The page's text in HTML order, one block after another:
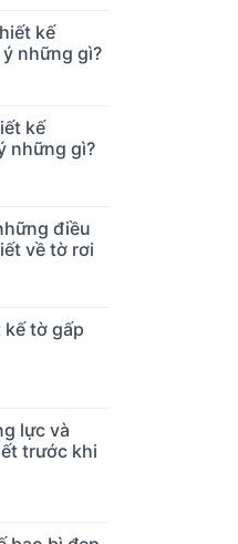
kế
những gì?
kế
những gì?
điều
về tờ rơi
kế tờ gấp
lực và
trước khi